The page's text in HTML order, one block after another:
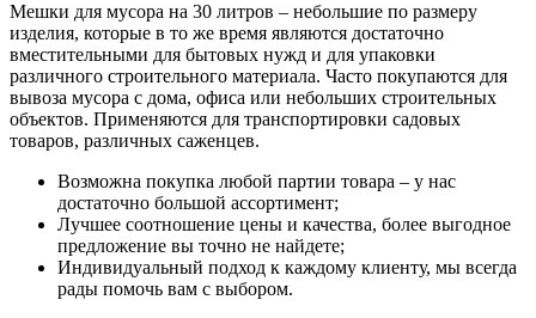
Мешки для мусора на 30 литров – небольшие по размеру
изделия, которые в то же время являются достаточно
вместительными для бытовых нужд и для упаковки
различного строительного материала. Часто покупаются для
вывоза мусора с дома, офиса или небольших строительных
объектов. Применяются для транспортировки садовых
товаров, различных саженцев.
Возможна покупка любой партии товара – у нас
достаточно большой ассортимент;
Лучшее соотношение цены и качества, более выгодное
предложение вы точно не найдете;
Индивидуальный подход к каждому клиенту, мы всегда
рады помочь вам с выбором.